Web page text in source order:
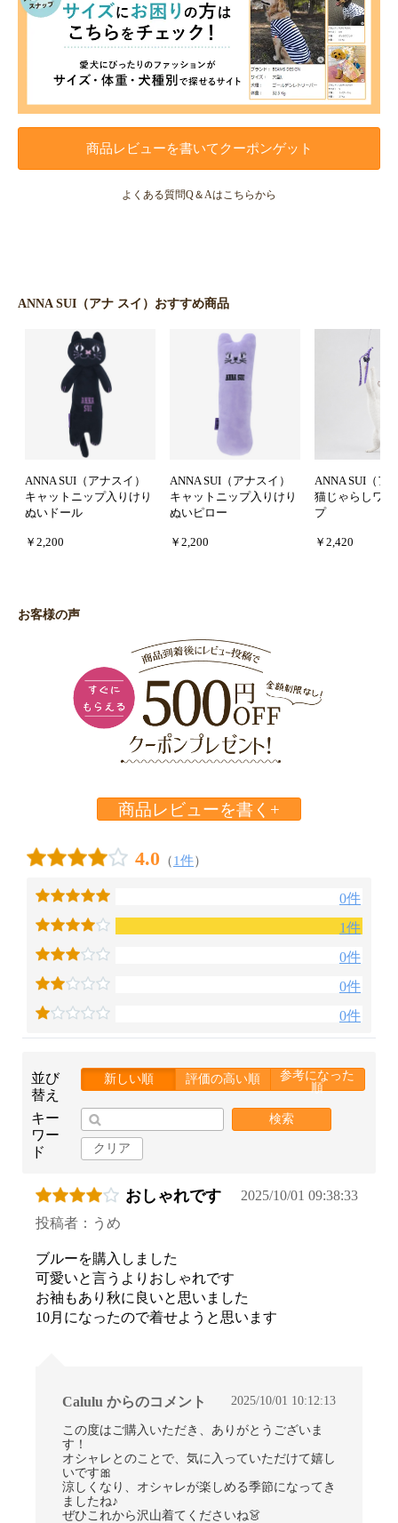
商品レビューを書いてクーポンゲット
よくある質問Q＆Aはこちらから
ANNA SUI（アナ スイ）おすすめ商品
ANNA SUI（アナスイ）
キャットニップ入りけり
ぬいドール
￥2,200
ANNA SUI（アナスイ）
キャットニップ入りけり
ぬいピロー
￥2,200
ANNA SUI（ア
猫じゃらしワ
プ
￥2,420
お客様の声
商品レビューを書く+
4.0 （1件）
0件
1件
0件
0件
0件
並び
替え
新しい順 評価の高い順
参考になった
順
キー
ワー
ド
検索
クリア
おしゃれです
2025/10/01 09:38:33
投稿者：うめ
ブルーを購入しました
可愛いと言うよりおしゃれです
お袖もあり秋に良いと思いました
10月になったので着せようと思います
Calulu からのコメント 2025/10/01 10:12:13
この度はご購入いただき、ありがとうございま
す！
オシャレとのことで、気に入っていただけて嬉し
いです🎀
涼しくなり、オシャレが楽しめる季節になってき
ましたね♪
ぜひこれから沢山着てくださいね👗